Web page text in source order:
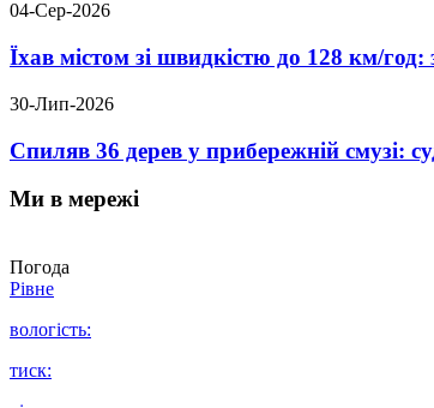
04-Сер-2026
Їхав містом зі швидкістю до 128 км/
30-Лип-2026
Спиляв 36 дерев у прибережній смузі:
Ми в мережі
Погода
Рівне
вологість:
тиск: